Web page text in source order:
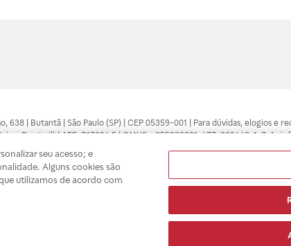
638 | Butantã | São Paulo (SP) | CEP 05359-001 | Para dúvidas, elogios e
e Drogasil) | AFE: 7.17094.5 | CMVS - 355030801-477-002443-1-7. As
área médica. Somente o médico está apto a diagnosticar qualquer
site são válidos apenas para compras feitas pela internet. Maiores
suas compras com tranquilidade. A privacidade e a segurança dos
seu acesso; e
Alguns cookies são
utilizamos de acordo com